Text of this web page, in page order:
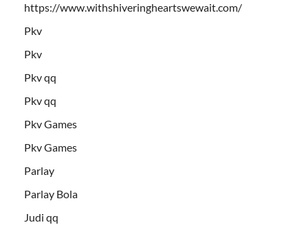
https://www.withshiveringheartswewait.com/
Pkv
Pkv
Pkv qq
Pkv qq
Pkv Games
Pkv Games
Parlay
Parlay Bola
Judi qq